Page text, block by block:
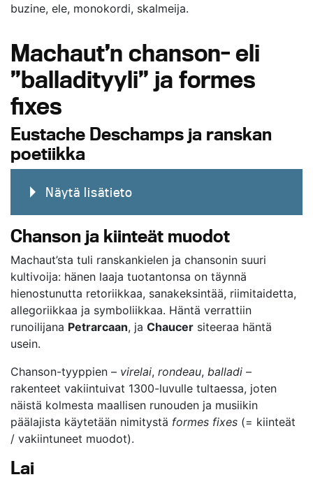
buzine, ele, monokordi, skalmeija.
Machaut’n chanson- eli
”balladityyli” ja formes
fixes
Eustache Deschamps ja ranskan
poetiikka
Näytä lisätieto
Chanson ja kiinteät muodot
Machaut’sta tuli ranskankielen ja chansonin suuri
kultivoija: hänen laaja tuotantonsa on täynnä
hienostunutta retoriikkaa, sanakeksintää, riimitaidetta,
allegoriikkaa ja symboliikkaa. Häntä verrattiin
runoilijana Petrarcaan, ja Chaucer siteeraa häntä
usein.
Chanson-tyyppien – virelai, rondeau, balladi –
rakenteet vakiintuivat 1300-luvulle tultaessa, joten
näistä kolmesta maallisen runouden ja musiikin
päälajista käytetään nimitystä formes fixes (= kiinteät
/ vakiintuneet muodot).
Lai